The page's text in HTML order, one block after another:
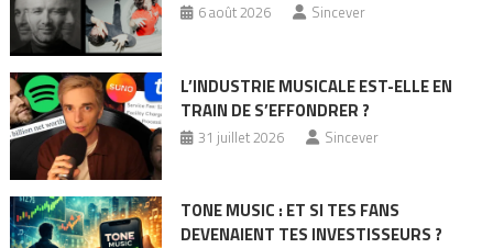
6 août 2026 Sincever
L’INDUSTRIE MUSICALE EST-ELLE EN
TRAIN DE S’EFFONDRER ?
31 juillet 2026 Sincever
TONE MUSIC : ET SI TES FANS
DEVENAIENT TES INVESTISSEURS ?